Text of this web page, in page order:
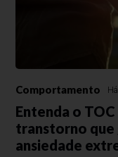
Comportamento
Entenda o
transtorno que
ansiedade